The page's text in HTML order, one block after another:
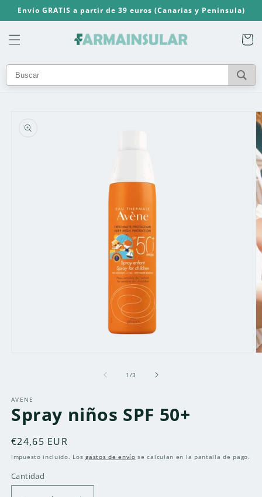
directamente
al contenido
Envío GRATIS a partir de 39 euros (Canarias y Península)
Carrito
información
una
ventana
modal
1 /de
3
AVENE
Spray niños SPF 50+
Precio
habitual
€24,65 EUR
Impuesto incluido. Losgastos de envío se calculan en la pantalla de pago.
Cantidad